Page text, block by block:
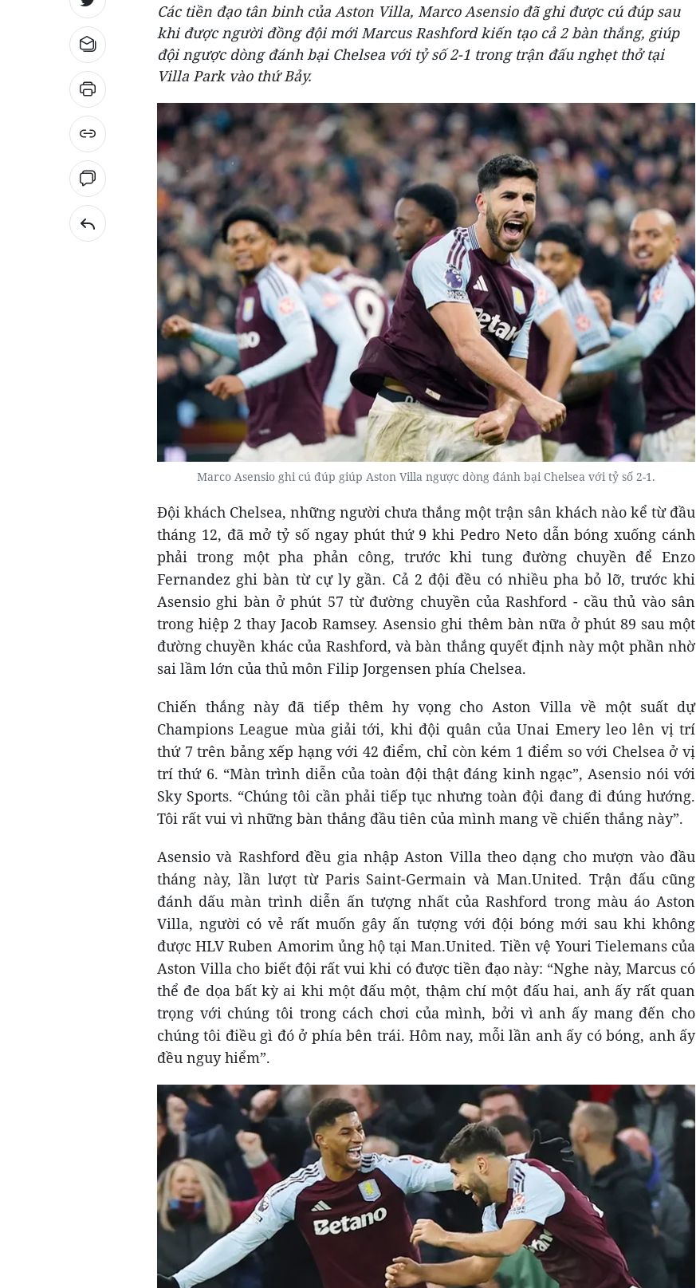
Các tiền đạo tân binh của Aston Villa, Marco Asensio đã ghi được cú đúp sau
khi được người đồng đội mới Marcus Rashford kiến ​​tạo cả 2 bàn thắng, giúp
đội ngược dòng đánh bại Chelsea với tỷ số 2-1 trong trận đấu nghẹt thở tại
Villa Park vào thứ Bảy.
Marco Asensio ghi cú đúp giúp Aston Villa ngược dòng đánh bại Chelsea với tỷ số 2-1.
Đội khách Chelsea, những người chưa thắng một trận sân khách nào kể từ đầu
tháng 12, đã mở tỷ số ngay phút thứ 9 khi Pedro Neto dẫn bóng xuống cánh
phải trong một pha phản công, trước khi tung đường chuyền để Enzo
Fernandez ghi bàn từ cự ly gần. Cả 2 đội đều có nhiều pha bỏ lỡ, trước khi
Asensio ghi bàn ở phút 57 từ đường chuyền của Rashford - cầu thủ vào sân
trong hiệp 2 thay Jacob Ramsey. Asensio ghi thêm bàn nữa ở phút 89 sau một
đường chuyền khác của Rashford, và bàn thắng quyết định này một phần nhờ
sai lầm lớn của thủ môn Filip Jorgensen phía Chelsea.
Chiến thắng này đã tiếp thêm hy vọng cho Aston Villa về một suất dự
Champions League mùa giải tới, khi đội quân của Unai Emery leo lên vị trí
thứ 7 trên bảng xếp hạng với 42 điểm, chỉ còn kém 1 điểm so với Chelsea ở vị
trí thứ 6. “Màn trình diễn của toàn đội thật đáng kinh ngạc”, Asensio nói với
Sky Sports. “Chúng tôi cần phải tiếp tục nhưng toàn đội đang đi đúng hướng.
Tôi rất vui vì những bàn thắng đầu tiên của mình mang về chiến thắng này”.
Asensio và Rashford đều gia nhập Aston Villa theo dạng cho mượn vào đầu
tháng này, lần lượt từ Paris Saint-Germain và Man.United. Trận đấu cũng
đánh dấu màn trình diễn ấn tượng nhất của Rashford trong màu áo Aston
Villa, người có vẻ rất muốn gây ấn tượng với đội bóng mới sau khi không
được HLV Ruben Amorim ủng hộ tại Man.United. Tiền vệ Youri Tielemans của
Aston Villa cho biết đội rất vui khi có được tiền đạo này: “Nghe này, Marcus có
thể đe dọa bất kỳ ai khi một đấu một, thậm chí một đấu hai, anh ấy rất quan
trọng với chúng tôi trong cách chơi của mình, bởi vì anh ấy mang đến cho
chúng tôi điều gì đó ở phía bên trái. Hôm nay, mỗi lần anh ấy có bóng, anh ấy
đều nguy hiểm”.